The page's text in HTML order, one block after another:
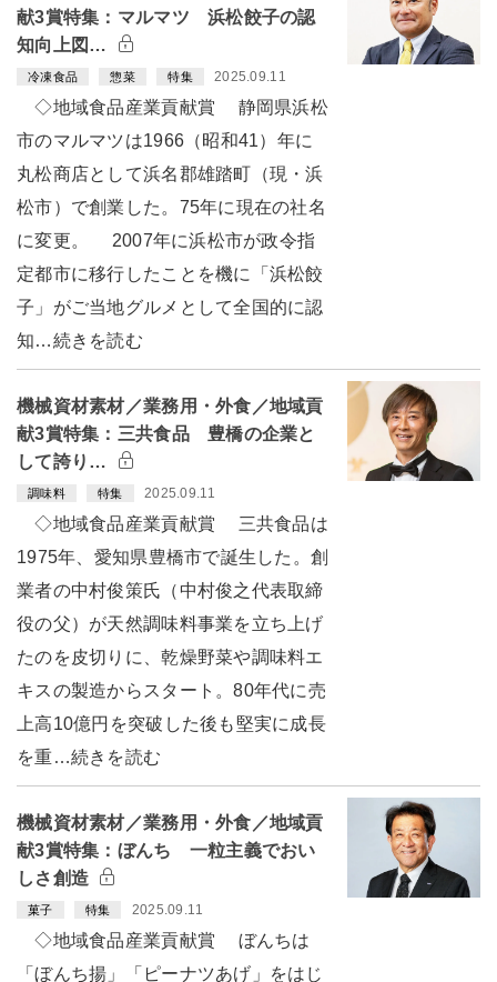
献3賞特集：マルマツ 浜松餃子の認
知向上図…
冷凍食品 惣菜 特集 2025.09.11
◇地域食品産業貢献賞 静岡県浜松
市のマルマツは1966（昭和41）年に
丸松商店として浜名郡雄踏町（現・浜
松市）で創業した。75年に現在の社名
に変更。 2007年に浜松市が政令指
定都市に移行したことを機に「浜松餃
子」がご当地グルメとして全国的に認
知…続きを読む
機械資材素材／業務用・外食／地域貢
献3賞特集：三共食品 豊橋の企業と
して誇り…
調味料 特集 2025.09.11
◇地域食品産業貢献賞 三共食品は
1975年、愛知県豊橋市で誕生した。創
業者の中村俊策氏（中村俊之代表取締
役の父）が天然調味料事業を立ち上げ
たのを皮切りに、乾燥野菜や調味料エ
キスの製造からスタート。80年代に売
上高10億円を突破した後も堅実に成長
を重…続きを読む
機械資材素材／業務用・外食／地域貢
献3賞特集：ぼんち 一粒主義でおい
しさ創造
菓子 特集 2025.09.11
◇地域食品産業貢献賞 ぼんちは
「ぼんち揚」「ピーナツあげ」をはじ